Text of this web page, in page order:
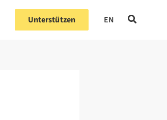
Unterstützen EN